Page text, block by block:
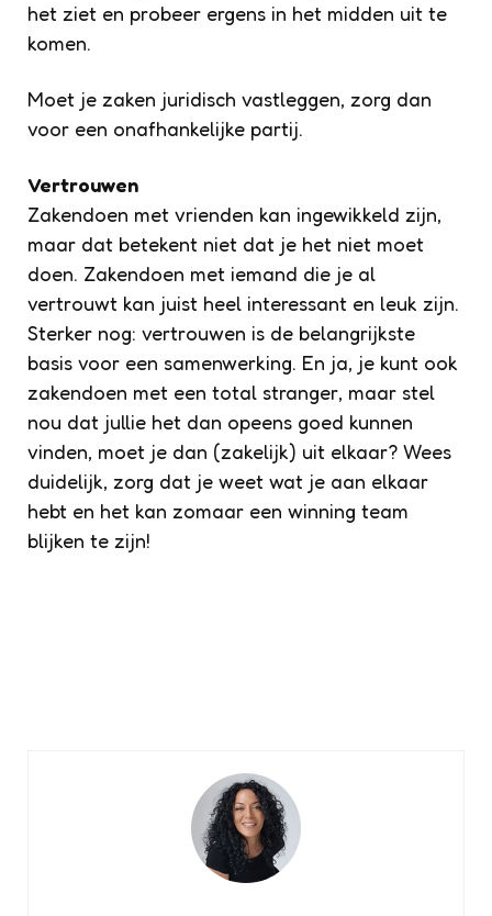
het ziet en probeer ergens in het midden uit te
komen.
Moet je zaken juridisch vastleggen, zorg dan
voor een onafhankelijke partij.
Vertrouwen
Zakendoen met vrienden kan ingewikkeld zijn,
maar dat betekent niet dat je het niet moet
doen. Zakendoen met iemand die je al
vertrouwt kan juist heel interessant en leuk zijn.
Sterker nog: vertrouwen is de belangrijkste
basis voor een samenwerking. En ja, je kunt ook
zakendoen met een total stranger, maar stel
nou dat jullie het dan opeens goed kunnen
vinden, moet je dan (zakelijk) uit elkaar? Wees
duidelijk, zorg dat je weet wat je aan elkaar
hebt en het kan zomaar een winning team
blijken te zijn!